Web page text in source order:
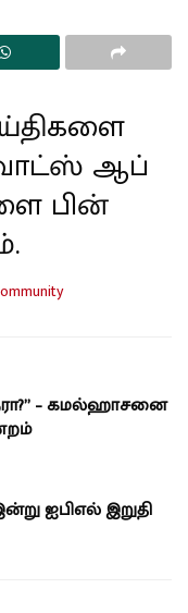
ஆப்
பின்
– கமல்ஹாசனை
ஐபிஎல் இறுதி